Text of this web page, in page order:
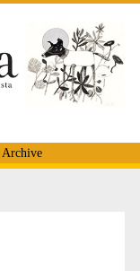
Archive